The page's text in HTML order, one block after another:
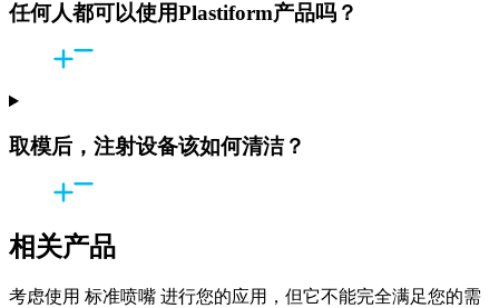
任何人都可以使用Plastiform产品吗？
取模后，注射设备该如何清洁？
相关产品
考虑使用 标准喷嘴 进行您的应用，但它不能完全满足您的需